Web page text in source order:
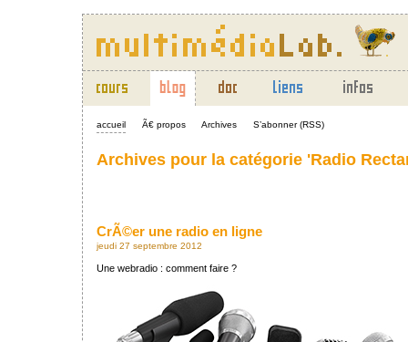
accueil Ã€ propos Archives S’abonner (RSS)
Archives pour la catégorie 'Radio
CrÃ©er une radio en ligne
jeudi 27 septembre 2012
Une webradio : comment faire ?